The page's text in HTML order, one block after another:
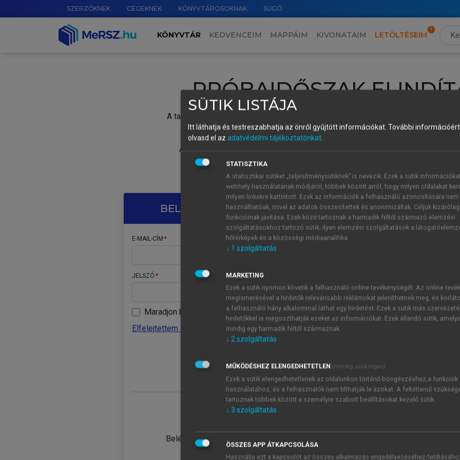
SZERZŐKNEK CÉGEKNEK KÖNYVTÁROSOKNAK SÚGÓ
KÖNYVTÁR KEDVENCEIM MAPPÁIM KIVONATAIM LETÖLTÉSEIM
PRÓBAIDŐSZAK
A tartalom megtekintéséhez lépj be a saját fiókoddal, iskolai azonosítóddal vagy
Új felhasználóként1 óra díjmentes hozzáférésrevagy
A próbaidőszak elindításához,
vagy hozz
A regisztráció után a
BELÉPÉS SAJÁT FIÓKKAL
E-MAIL-CÍM
JELSZÓ
Maradjon belépve
Elfelejtettem a jelszavamat
Belépés intézményi azonosítóval
ÚJ FIÓK
1 óra
JELSZÓ
Kérek értesítést a MeRSZ
Kérek értesítést az
SÜTIK LISTÁJA
Itt láthatja és testreszabhatja az önről gyűjtött információkat. További
olvasd el az adatvédelmi tájékoztatónkat.
STATISZTIKA
A statisztikai sütiket „teljesítménysütiknek” is nevezik. Ezek a sütik
webhely használatának módjáról, többek között arról, hogy milyen oldalakat
milyen linkekre kattintott. Ezek az információk a felhasználó azonosítására nem
használhatóak, mivel az adatok összesítettek és anonimizáltak. Céljuk
funkcióinak javítása. Ezek közé tartoznak a harmadik féltől származó elemzési
szolgáltatásokhoz tartozó sütik; ilyen elemzési szolgáltatások a
hőtérképek és a közösségi médiaanalitika.
↓ 1 szolgáltatás
MARKETING
Ezek a sütik nyomon követik a felhasználó online tevékenységét. Az online
megismerésével a hirdetők relevánsabb reklámokat jeleníthetnek meg, és
a felhasználó hány alkalommal láthat egy hirdetést. Ezek a sütik más
hirdetőkkel is megoszthatják ezeket az információkat. Ezek állandó sütik,
mindig egy harmadik féltől származnak.
↓ 2szolgáltatás
MŰKÖDÉSHEZ ELENGEDHETETLEN (mindig szükséges)
Ezek a sütik elengedhetetlenek az oldalunkon történő böngészéshez,a funkciók
használatához, és a felhasználók nem tilthatják le azokat. A feltétlenül
tartoznak többek között a személyre szabott beállításokat kezelő sütik.
↓ 3 szolgáltatás
ÖSSZES APP ÁTKAPCSOLÁSA
Használja ezt a kapcsolót az összes alkalmazás engedélyezéséhez/